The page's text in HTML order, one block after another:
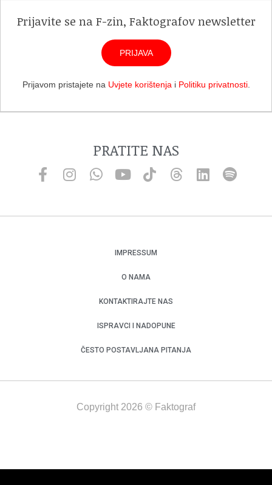
Prijavite se na F-zin, Faktografov newsletter
PRIJAVA
Prijavom pristajete na Uvjete korištenja i Politiku privatnosti.
PRATITE NAS
IMPRESSUM
O NAMA
KONTAKTIRAJTE NAS
ISPRAVCI I NADOPUNE
ČESTO POSTAVLJANA PITANJA
Copyright 2026 © Faktograf